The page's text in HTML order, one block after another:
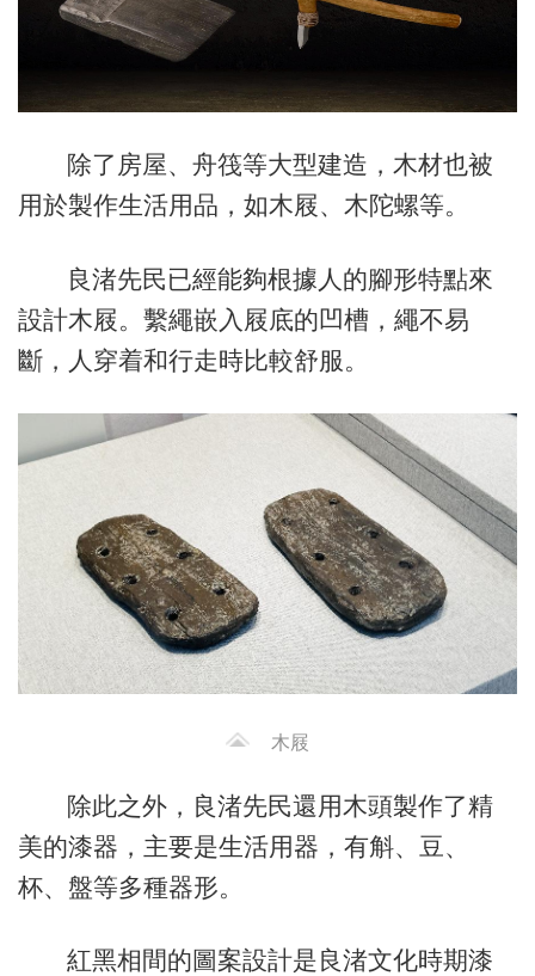
除了房屋、舟筏等大型建造，木材也被
用於製作生活用品，如木屐、木陀螺等。
良渚先民已經能夠根據人的腳形特點來
設計木屐。繫繩嵌入屐底的凹槽，繩不易
斷，人穿着和行走時比較舒服。
木屐
除此之外，良渚先民還用木頭製作了精
美的漆器，主要是生活用器，有斛、豆、
杯、盤等多種器形。
紅黑相間的圖案設計是良渚文化時期漆